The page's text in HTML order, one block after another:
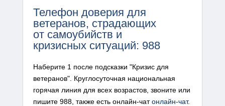
Телефон доверия для
ветеранов, страдающих
от самоубийств и
кризисных ситуаций: 988
Наберите 1 после подсказки "Кризис для
ветеранов". Круглосуточная национальная
горячая линия для всех возрастов, звоните или
пишите 988, также есть онлайн-чатонлайн-чат.